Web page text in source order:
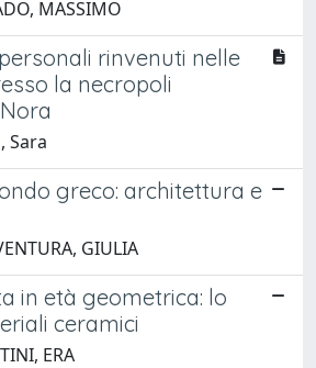
MASSIMO
rinvenuti nelle
la necropoli
Sara
greco: architettura e
GIULIA
in età geometrica: lo
ceramici
ERA